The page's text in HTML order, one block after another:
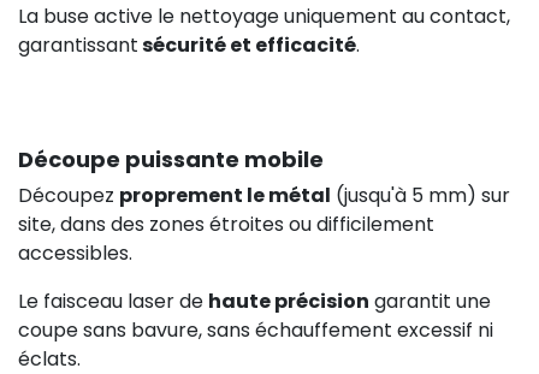
La buse active le nettoyage uniquement au contact,
garantissantsécurité et efficacité.
Découpe puissante mobile
Découpez proprement le métal (jusqu'à 5 mm) sur
site, dans des zones étroites ou difficilement
accessibles.
Le faisceau laser de haute précision garantit une
coupe sans bavure, sans échauffement excessif ni
éclats.